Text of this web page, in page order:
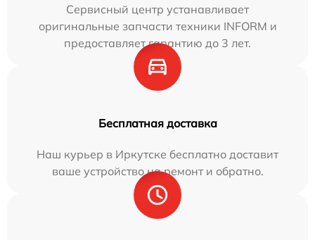
Сервисный центр устанавливает
оригинальные запчасти техники INFORM и
предоставляет гарантию до 3 лет.
Бесплатная доставка
Наш курьер в Иркутске бесплатно доставит
ваше устройство на ремонт и обратно.